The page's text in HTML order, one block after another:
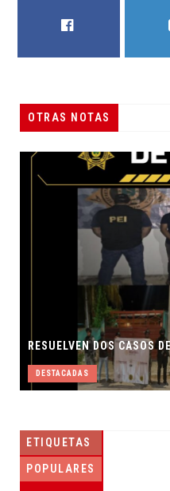
OTRAS NOTAS
RESUELVEN DOS CASOS
DESTACADAS
ETIQUETAS
POPULARES